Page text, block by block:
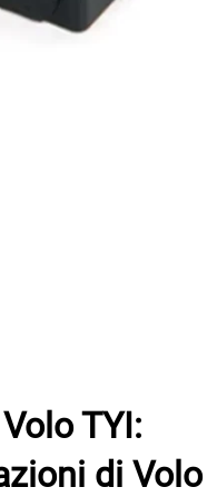
TYI:
di Volo